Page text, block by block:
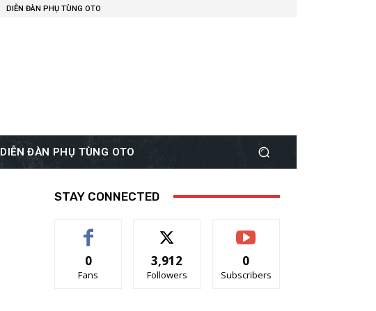
DIỄN ĐÀN PHỤ TÙNG OTO
DIỄN ĐÀN PHỤ TÙNG OTO
STAY CONNECTED
0
Fans
3,912
Followers
0
Subscribers